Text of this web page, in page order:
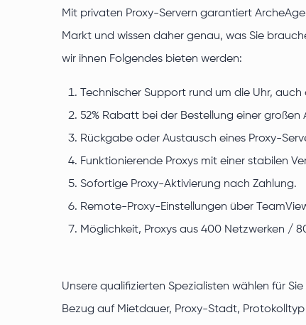
Mit privaten Proxy-Servern garantiert
Markt und wissen daher genau, was Sie
wir ihnen Folgendes bieten werden:
Technischer Support rund um die Uhr,
52% Rabatt bei der Bestellung einer
Rückgabe oder Austausch eines Proxy-
Funktionierende Proxys mit einer stabilen
Sofortige Proxy-Aktivierung nach Zahlung.
Remote-Proxy-Einstellungen über
Möglichkeit, Proxys aus 400 Netzwerken /
Unsere qualifizierten Spezialisten wählen für
Bezug auf Mietdauer, Proxy-Stadt,